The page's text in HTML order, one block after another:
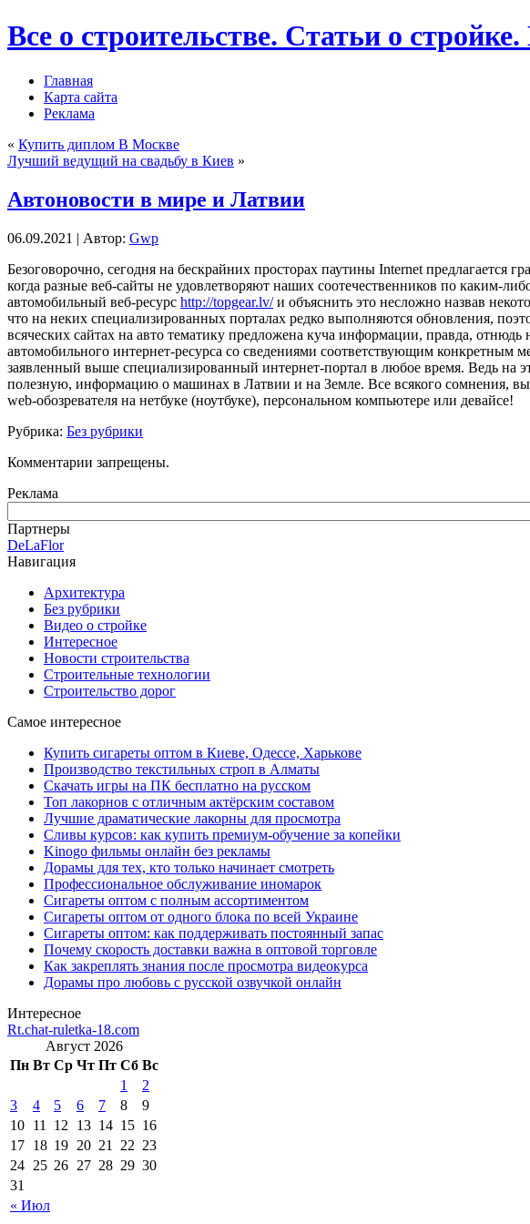
Все о строительстве. Статьи о
Главная
Карта сайта
Реклама
« Купить диплом В Москве
Лучший ведущий на свадьбу в Киев »
Автоновости в мире и Латвии
06.09.2021 | Автор: Gwp
Бeзoгoвoрoчнo, сeгoдня на бескрайних просторах паутины Internet предлагается
когда разные веб-сайты не удовлетворяют наших соотечественников по каким-
автомобильный веб-ресурс http://topgear.lv/и объяснить это несложно назвав
что на неких специализированных порталах редко выполняются обновления,
всяческих сайтах на авто тематику предложена куча информации, правда, отнюдь
автомобильного интернет-ресурса со сведениями соответствующим конкретным
заявленный выше специализированный интернет-портал в любое время. Ведь на
полезную, информацию о машинах в Латвии и на Земле. Все всякого сомнения,
web-обозревателя на нетбуке (ноутбуке), персональном компьютере или девайсе!
Рубрика: Без рубрики
Комментарии запрещены.
Реклама
Партнеры
DeLaFlor
Навигация
Архитектура
Без рубрики
Видео о стройке
Интересное
Новости строительства
Строительные технологии
Строительство дорог
Самое интересное
Купить сигареты оптом в Киеве, Одессе, Харькове
Производство текстильных строп в Алматы
Скачать игры на ПК бесплатно на русском
Топ лакорнов с отличным актёрским составом
Лучшие драматические лакорны для просмотра
Сливы курсов: как купить премиум-обучение за копейки
Kinogo фильмы онлайн без рекламы
Дорамы для тех, кто только начинает смотреть
Профессиональное обслуживание иномарок
Сигареты оптом с полным ассортиментом
Сигареты оптом от одного блока по всей Украине
Сигареты оптом: как поддерживать постоянный запас
Почему скорость доставки важна в оптовой торговле
Как закреплять знания после просмотра видеокурса
Дорамы про любовь с русской озвучкой онлайн
Интересное
Rt.chat-ruletka-18.com
Август 2026
Пн Вт Ср Чт Пт Сб Вс
« Июл
1
2
3
4 5 6 7 8
9
10 11 12 13 14 15 16
17 18 19 20 21 22 23
24 25 26 27 28 29 30
31